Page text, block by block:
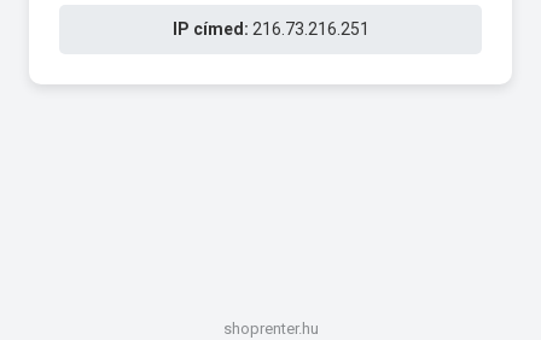
IP címed: 216.73.216.251
shoprenter.hu